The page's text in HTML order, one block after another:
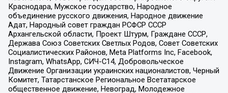
Краснодара, Мужское государство, Народное
объединение русского движения, Народное движение
Адат, Народный совет граждан РСФСР СССР
Архангельской области, Проект Штурм, Граждане СССР,
Держава Союз Советских Светлых Родов, Совет Советских
Социалистических Районов, Meta Platforms Inc, Facebook,
Instagram, WhatsApp, СИЧ-С14, Добровольческое
Движение Организации украинских националистов, Черный
Комитет, Татарстанское Региональное Всетатарское
общественное движение, Невоград, Молодежное